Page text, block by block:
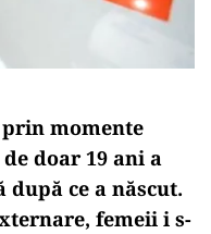
momente
doar 19 ani a
ce a născut.
femeii i s-